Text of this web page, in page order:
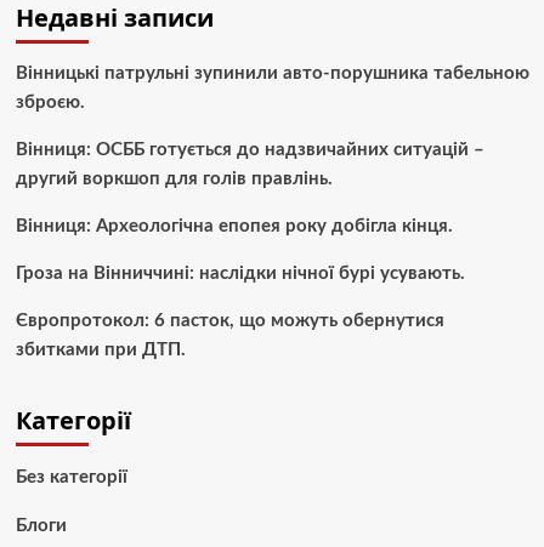
Недавні записи
Вінницькі патрульні зупинили авто-порушника табельною
зброєю.
Вінниця: ОСББ готується до надзвичайних ситуацій –
другий воркшоп для голів правлінь.
Вінниця: Археологічна епопея року добігла кінця.
Гроза на Вінниччині: наслідки нічної бурі усувають.
Європротокол: 6 пасток, що можуть обернутися
збитками при ДТП.
Категорії
Без категорії
Блоги